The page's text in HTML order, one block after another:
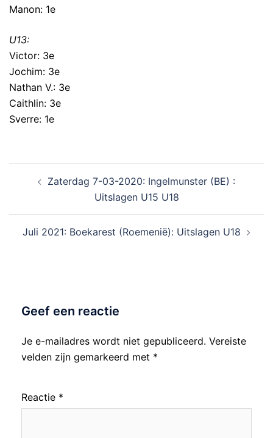
Manon: 1e
U13:
Victor: 3e
Jochim: 3e
Nathan V.: 3e
Caithlin: 3e
Sverre: 1e
Zaterdag 7-03-2020: Ingelmunster (BE) :
Uitslagen U15 U18
Juli 2021: Boekarest (Roemenië): Uitslagen U18
Geef een reactie
Je e-mailadres wordt niet gepubliceerd. Vereiste
velden zijn gemarkeerd met *
Reactie *